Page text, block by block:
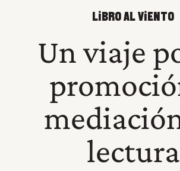
LIBRO AL VIENTO
Un viaje
lectura